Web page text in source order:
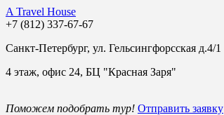
A Travel House
+7 (812) 337-67-67
Санкт-Петербург, ул. Гельсингфорсская д.4/1
4 этаж, офис 24, БЦ "Красная Заря"
Поможем подобрать тур! Отправить заявку